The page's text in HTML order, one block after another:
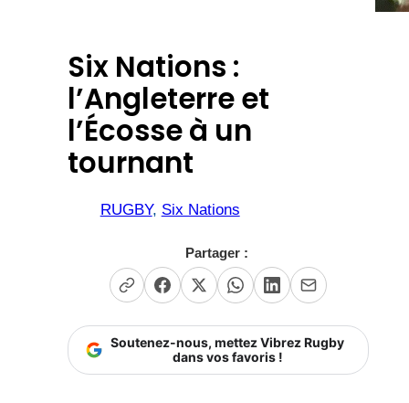
Six Nations :
l’Angleterre et
l’Écosse à un
tournant
RUGBY, Six Nations
Partager :
Soutenez-nous, mettez Vibrez Rugby
dans vos favoris !